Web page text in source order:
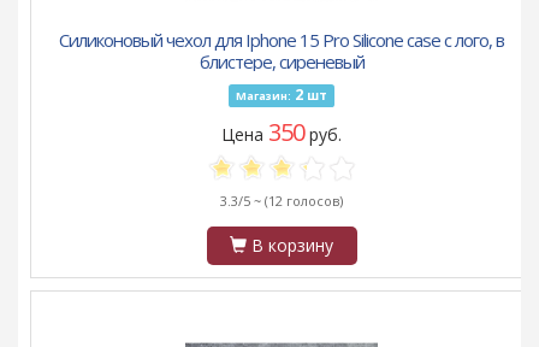
Силиконовый чехол для Iphone 15 Pro Silicone case с лого, в
блистере, сиреневый
Магазин: 2 шт
Цена 350руб.
3.3/5 ~ (12 голосов)
В корзину